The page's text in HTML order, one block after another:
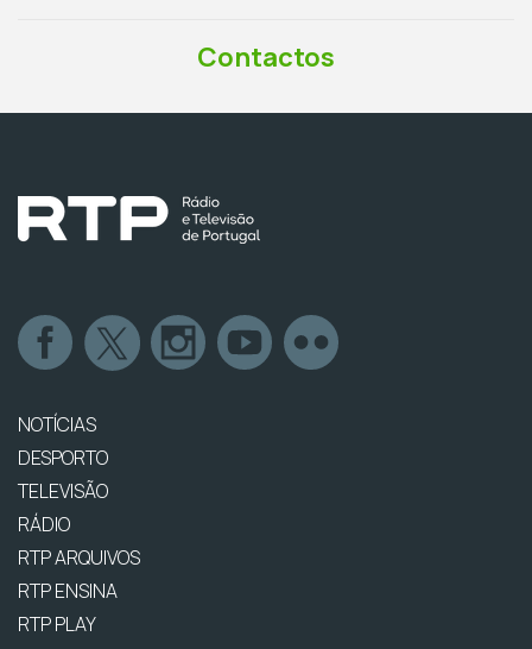
Contactos
NOTÍCIAS
DESPORTO
TELEVISÃO
RÁDIO
RTP ARQUIVOS
RTP ENSINA
RTP PLAY